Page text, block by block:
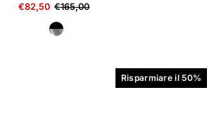
€82,50 €165,00
Risparmiare il 50%